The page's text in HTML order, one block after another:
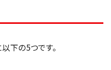
下の5つです。